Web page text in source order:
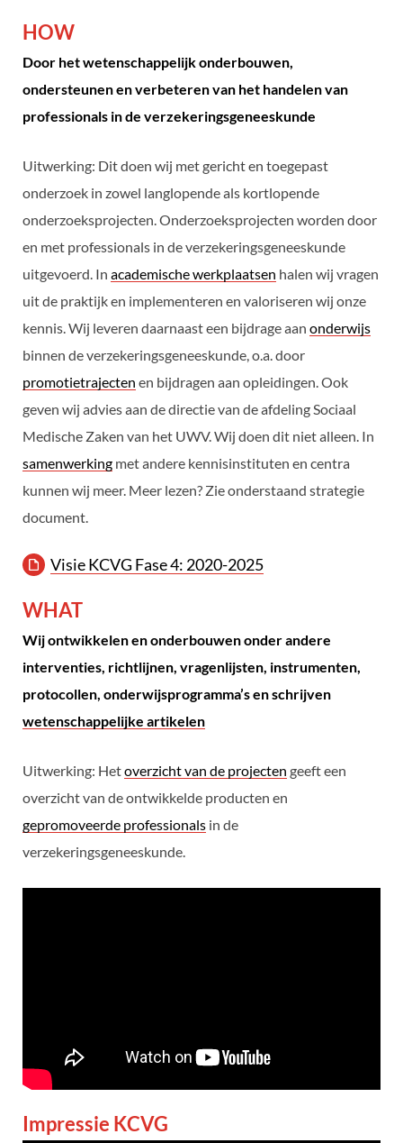
HOW
Door het wetenschappelijk onderbouwen,
ondersteunen en verbeteren van het handelen van
professionals in de verzekeringsgeneeskunde
Uitwerking: Dit doen wij met gericht en toegepast
onderzoek in zowel langlopende als kortlopende
onderzoeksprojecten. Onderzoeksprojecten worden door
en met professionals in de verzekeringsgeneeskunde
uitgevoerd. In academische werkplaatsen halen wij vragen
uit de praktijk en implementeren en valoriseren wij onze
kennis. Wij leveren daarnaast een bijdrage aan onderwijs
binnen de verzekeringsgeneeskunde, o.a. door
promotietrajecten en bijdragen aan opleidingen. Ook
geven wij advies aan de directie van de afdeling Sociaal
Medische Zaken van het UWV. Wij doen dit niet alleen. In
samenwerking met andere kennisinstituten en centra
kunnen wij meer. Meer lezen? Zie onderstaand strategie
document.
Visie KCVG Fase 4: 2020-2025
WHAT
Wij ontwikkelen en onderbouwen onder andere
interventies, richtlijnen, vragenlijsten, instrumenten,
protocollen, onderwijsprogramma’s en schrijven
wetenschappelijke artikelen
Uitwerking: Hetoverzicht van de projecten geeft een
overzicht van de ontwikkelde producten en
gepromoveerde professionals in de
verzekeringsgeneeskunde.
Impressie KCVG